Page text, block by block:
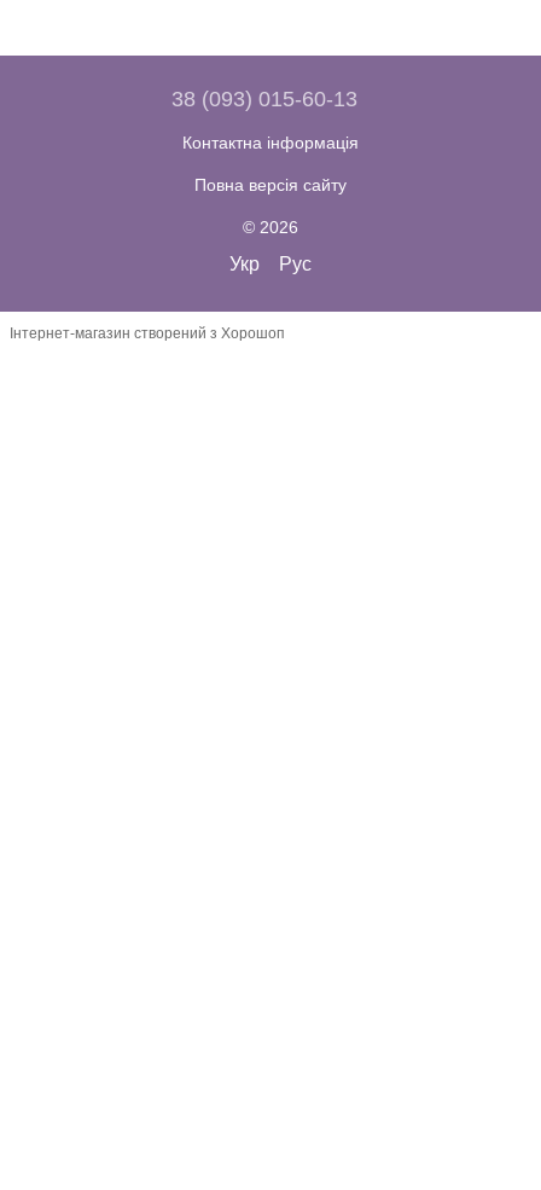
38 (093) 015-60-13
Контактна інформація
Повна версія сайту
© 2026
Укр Рус
Інтернет-магазин створений з Хорошоп